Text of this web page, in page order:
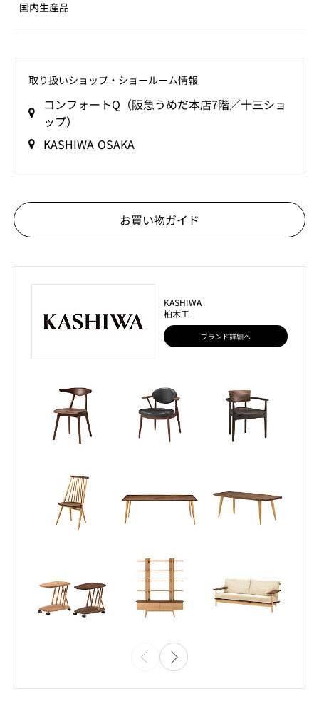
国内生産品
取り扱いショップ‧ショールーム情報
コンフォートQ（阪急うめだ本店7階／十三ショ
ップ）
KASHIWA OSAKA
お買い物ガイド
KASHIWA
柏木工
ブランド詳細へ